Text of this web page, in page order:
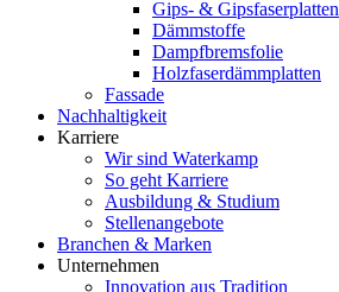
Gips- & Gipsfaserplatten
Dämmstoffe
Dampfbremsfolie
Holzfaserdämmplatten
Fassade
Nachhaltigkeit
Karriere
Wir sind Waterkamp
So geht Karriere
Ausbildung & Studium
Stellenangebote
Branchen & Marken
Unternehmen
Innovation aus Tradition